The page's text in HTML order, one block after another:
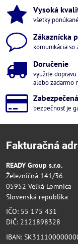
Vysoká
všetky
Zákaznícka
komunikácia so
Doručenie
využite
alebo zadarmo
bezpečnosť je
Fakturačná
READY Group s.r.o.
Železničná 141/36
05952 Veľká Lomnica
Slovenská republika
IČO: 55 175 431
DIČ: 2121898328
IBAN: